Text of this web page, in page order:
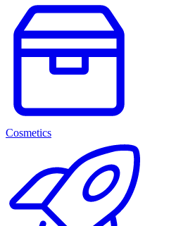
Cosmetics